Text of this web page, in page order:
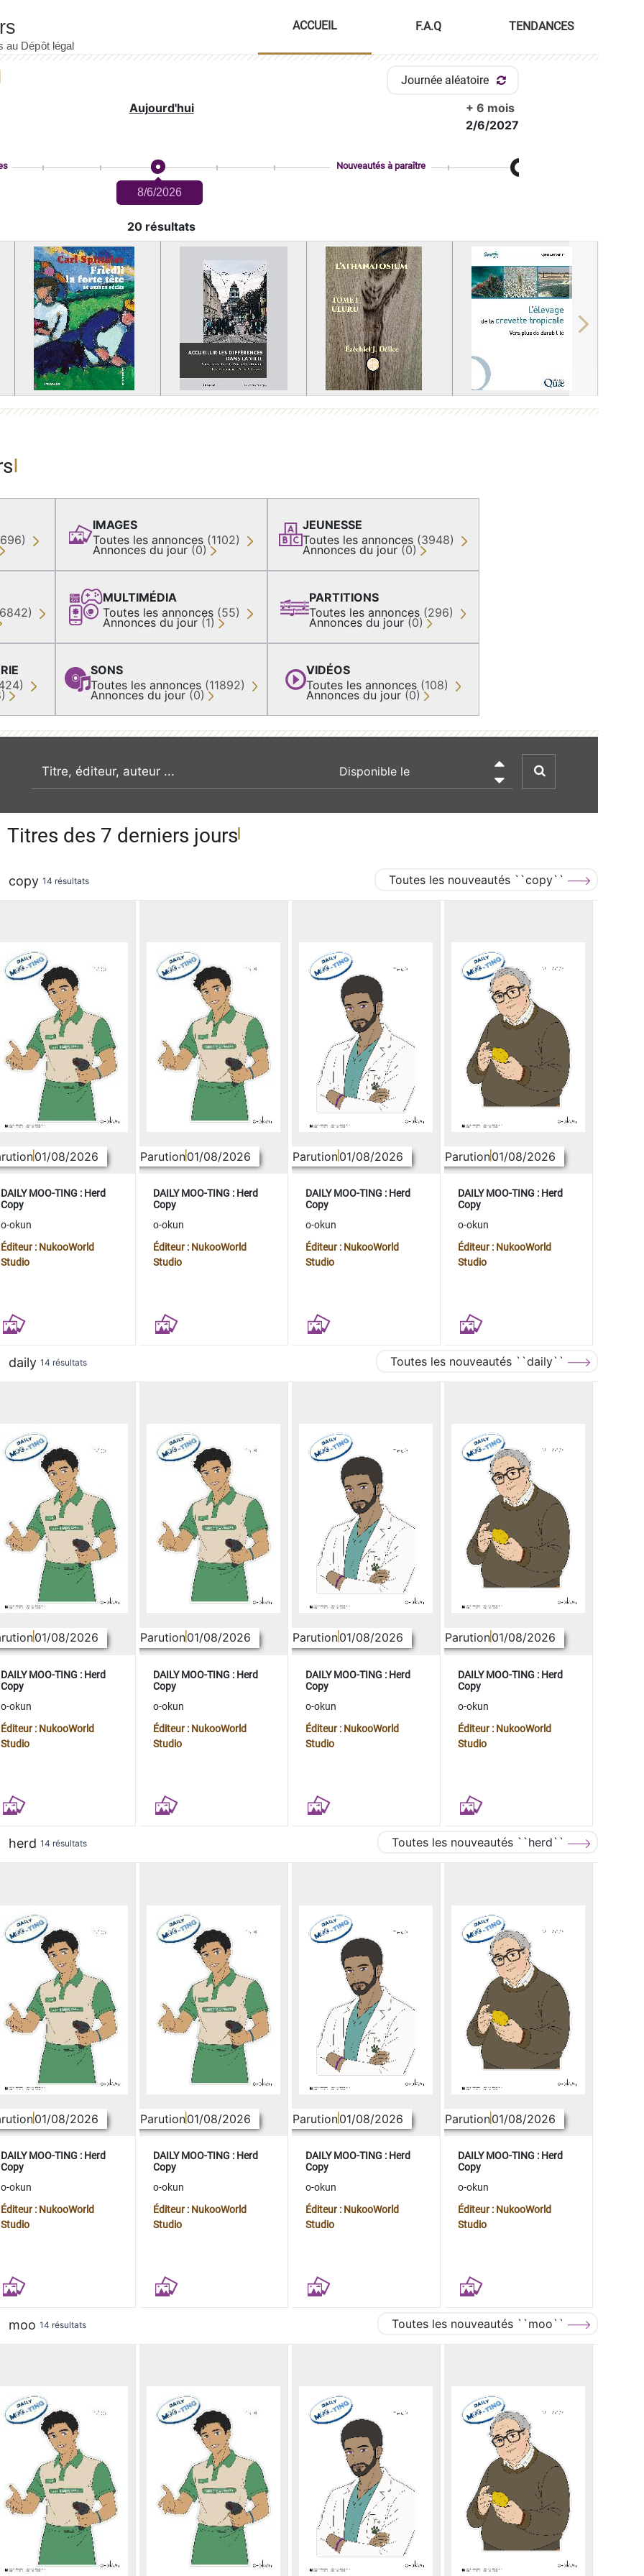
ACCUEIL F.A.Q TENDANCES
Journée aléatoire
Aujourd'hui
+ 6 mois
2/6/2027
8/6/2026
Nouveautés à paraître
20 résultats
Next
IMAGES
Toutes les annonces (1102)
Annonces du jour (0)
MULTIMÉDIA
Toutes les annonces (55)
Annonces du jour (1)
SONS
Toutes les annonces (11892)
Annonces du jour (0)
JEUNESSE
Toutes les annonces (3948)
Annonces du jour (0)
PARTITIONS
Toutes les annonces (296)
Annonces du jour (0)
VIDÉOS
Toutes les annonces (108)
Annonces du jour (0)
recherche par mot clé

Titres des 7 derniers jours
copy 14 résultats Toutes les nouveautés ``copy``
01/08/2026
DAILY MOO-TING : Herd
Copy
o-okun
Éditeur : NukooWorld
Studio
Parution01/08/2026
DAILY MOO-TING : Herd
Copy
o-okun
Éditeur : NukooWorld
Studio
Parution01/08/2026
DAILY MOO-TING : Herd
Copy
o-okun
Éditeur : NukooWorld
Studio
Parution01/08/2026
DAILY MOO-TING : Herd
Copy
o-okun
Éditeur : NukooWorld
Studio
daily 14 résultats Toutes les nouveautés ``daily``
01/08/2026
DAILY MOO-TING : Herd
Copy
o-okun
Éditeur : NukooWorld
Studio
Parution01/08/2026
DAILY MOO-TING : Herd
Copy
o-okun
Éditeur : NukooWorld
Studio
Parution01/08/2026
DAILY MOO-TING : Herd
Copy
o-okun
Éditeur : NukooWorld
Studio
Parution01/08/2026
DAILY MOO-TING : Herd
Copy
o-okun
Éditeur : NukooWorld
Studio
herd 14 résultats Toutes les nouveautés ``herd``
01/08/2026
DAILY MOO-TING : Herd
Copy
o-okun
Éditeur : NukooWorld
Studio
Parution01/08/2026
DAILY MOO-TING : Herd
Copy
o-okun
Éditeur : NukooWorld
Studio
Parution01/08/2026
DAILY MOO-TING : Herd
Copy
o-okun
Éditeur : NukooWorld
Studio
Parution01/08/2026
DAILY MOO-TING : Herd
Copy
o-okun
Éditeur : NukooWorld
Studio
moo 14 résultats Toutes les nouveautés ``moo``